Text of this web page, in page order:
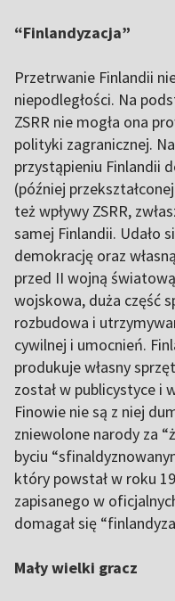
“Finlandyzacja”
Przetrwanie Finlandii
niepodległości. Na
ZSRR nie mogła ona
polityki zagranicznej.
przystąpieniu Finlandii
(później
też wpływy ZSRR,
samej Finlandii. Udało
demokrację oraz
przed II wojną
wojskowa, duża część
rozbudowa i
cywilnej i umocnień.
produkuje własny
został w publicystyce i
Finowie nie są z niej
zniewolone narody za
byciu
który powstał w roku
zapisanego w
domagał się
Mały wielki gracz